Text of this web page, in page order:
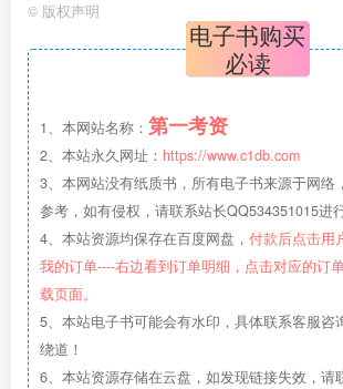
© 版权声明
电子书购买
必读
1、本网站名称： 第一考资
2、本站永久网址： https://www.c1db.com
3、本网站没有纸质书，所有电子书来源于网络
参考，如有侵权，请联系站长QQ534351015进
4、本站资源均保存在百度网盘， 付款后点击用
我的订单----右边看到订单明细，点击对应的订
载页面。
5、本站电子书可能会有水印，具体联系客服咨
绕道！
6、本站资源存储在云盘，如发现链接失效，请